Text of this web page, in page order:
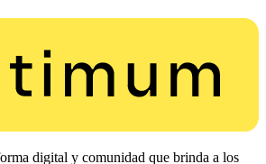
digital y comunidad que brinda a los